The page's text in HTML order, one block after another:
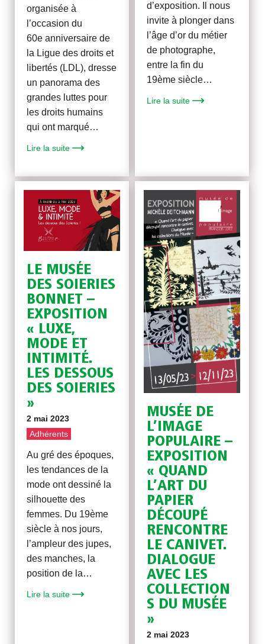
organisée à
l’occasion du
60e anniversaire de
la Ligue des droits et
libertés (LDL), dresse
un panorama des
grandes luttes pour
les droits humains
qui ont marqué…
Lire la suite
d’exposition. Il nous
invite à plonger dans
l’âge d’or du métier
de photographe,
entre la fin du
19ème siècle…
Lire la suite
LE MUSÉE
DES SOIERIES
BONNET –
EXPOSITION
« LUXE,
MODE ET
INTIMITÉ.
LES DESSOUS
DES SOIERIES
»
2 mai 2023
Adhérents
Au gré des époques,
les tendances de la
mode ont dessiné la
silhouette des
femmes. Du 19ème
siècle à nos jours,
l’ampleur des jupes,
des manches, la
position de la…
Lire la suite
MUSÉE DE
L’IMAGE
POPULAIRE –
EXPOSITION
« QUAND
L’ART DU
PAPIER
DÉCOUPÉ
RENCONTRE
LE CANIVET.
DIALOGUE
AVEC LES
COLLECTION
S DU MUSÉE
»
2 mai 2023